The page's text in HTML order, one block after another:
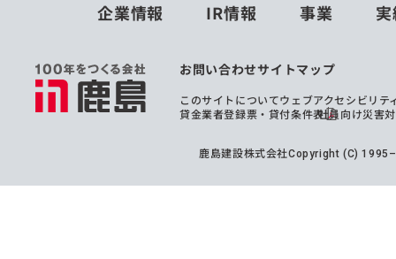
企業情報 IR情報 事業
お問い合わせサイトマップ
このサイトについてウェブアクセシビリテ
貸金業者登録票・貸付条件表社員向け災害
鹿島建設株式会社Copyright (C)